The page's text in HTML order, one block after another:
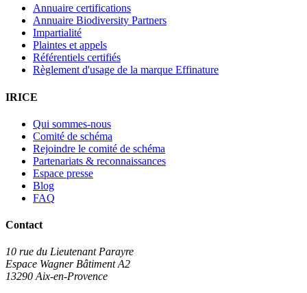
Annuaire certifications
Annuaire Biodiversity Partners
Impartialité
Plaintes et appels
Référentiels certifiés
Règlement d'usage de la marque Effinature
IRICE
Qui sommes-nous
Comité de schéma
Rejoindre le comité de schéma
Partenariats & reconnaissances
Espace presse
Blog
FAQ
Contact
10 rue du Lieutenant Parayre
Espace Wagner Bâtiment A2
13290 Aix-en-Provence